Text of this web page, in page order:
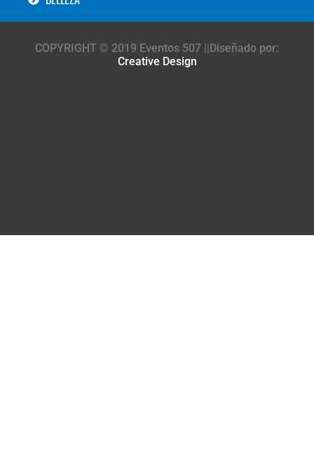
COPYRIGHT © 2019 Eventos 507 ||Diseñado por:
Creative Design